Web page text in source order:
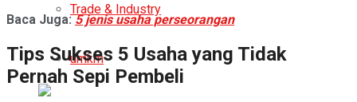
Trade & Industry
umkm
Baca Juga:5 jenis usaha perseorangan
Tips Sukses 5 Usaha yang Tidak
Pernah Sepi Pembeli